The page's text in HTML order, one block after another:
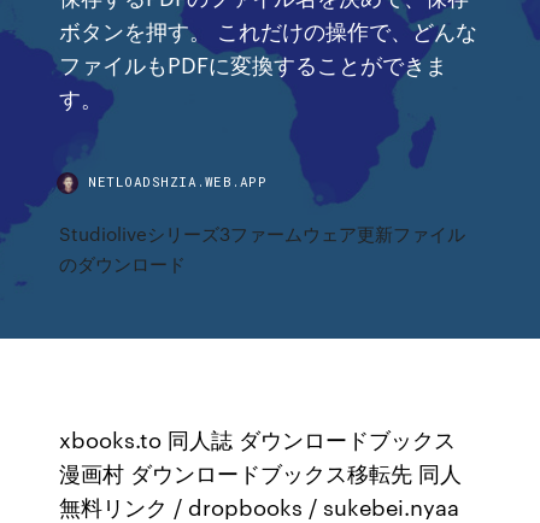
ボタンを押す。 これだけの操作で、どんな
ファイルもPDFに変換することができま
す。
NETLOADSHZIA.WEB.APP
Studioliveシリーズ3ファームウェア更新ファイル
のダウンロード
xbooks.to 同人誌 ダウンロードブックス
漫画村 ダウンロードブックス移転先 同人
無料リンク / dropbooks / sukebei.nyaa